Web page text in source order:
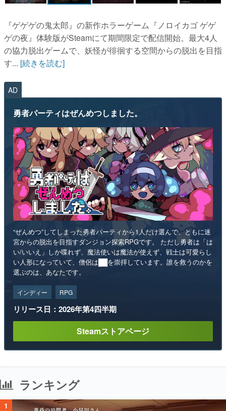
その他
電ファミニコゲーマーとは？
運営：株式会社マレ
『ゲゲゲの鬼太郎』の新作ホラーゲーム『ノロイカゴ ゲゲ
ゲの夜』体験版がSteamにて期間限定で配信開始。最大4人
の協力脱出ゲームで、妖怪が徘徊する空間からの脱出を目指
す... [続きを読む]
AD
勇者パーティはぜんめつしました。
“ぜんめつ”してしまった勇者パーティから1人だけ選んで、ともに迷
宮からの脱出を目指すダンジョン探索RPGです。 ただし勇者は「は
い/いいえ」しか喋れず、魔法使いは魔法が使えず、戦士は可愛らし
い人形になっていて、僧侶は██を崇拝しています。誰を救うのかを
選ぶのは、あなたです。
インディー RPG
リリース日：2026年第4四半期
Steamストアページ
ランキング
1